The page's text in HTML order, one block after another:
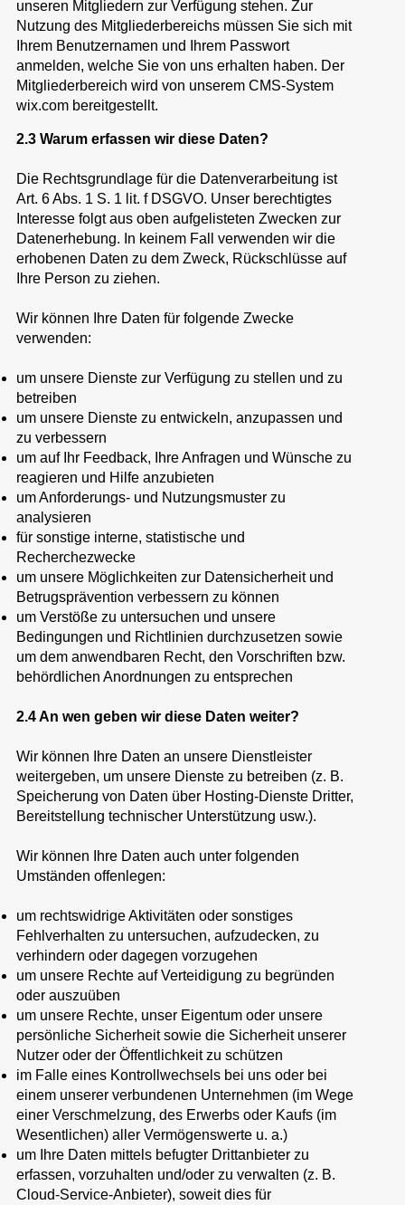
unseren Mitgliedern zur Verfügung stehen. Zur
Nutzung des Mitgliederbereichs müssen Sie sich mit
Ihrem Benutzernamen und Ihrem Passwort
anmelden, welche Sie von uns erhalten haben. Der
Mitgliederbereich wird von unserem CMS-System
wix.com bereitgestellt.
2.3 Warum erfassen wir diese Daten?
Die Rechtsgrundlage für die Datenverarbeitung ist
Art. 6 Abs. 1 S. 1 lit. f DSGVO. Unser berechtigtes
Interesse folgt aus oben aufgelisteten Zwecken zur
Datenerhebung. In keinem Fall verwenden wir die
erhobenen Daten zu dem Zweck, Rückschlüsse auf
Ihre Person zu ziehen.
Wir können Ihre Daten für folgende Zwecke
verwenden:
um unsere Dienste zur Verfügung zu stellen und zu
betreiben
um unsere Dienste zu entwickeln, anzupassen und
zu verbessern
um auf Ihr Feedback, Ihre Anfragen und Wünsche zu
reagieren und Hilfe anzubieten
um Anforderungs- und Nutzungsmuster zu
analysieren
für sonstige interne, statistische und
Recherchezwecke
um unsere Möglichkeiten zur Datensicherheit und
Betrugsprävention verbessern zu können
um Verstöße zu untersuchen und unsere
Bedingungen und Richtlinien durchzusetzen sowie
um dem anwendbaren Recht, den Vorschriften bzw.
behördlichen Anordnungen zu entsprechen
2.4 An wen geben wir diese Daten weiter?
Wir können Ihre Daten an unsere Dienstleister
weitergeben, um unsere Dienste zu betreiben (z. B.
Speicherung von Daten über Hosting-Dienste Dritter,
Bereitstellung technischer Unterstützung usw.).
Wir können Ihre Daten auch unter folgenden
Umständen offenlegen:
um rechtswidrige Aktivitäten oder sonstiges
Fehlverhalten zu untersuchen, aufzudecken, zu
verhindern oder dagegen vorzugehen
um unsere Rechte auf Verteidigung zu begründen
oder auszuüben
um unsere Rechte, unser Eigentum oder unsere
persönliche Sicherheit sowie die Sicherheit unserer
Nutzer oder der Öffentlichkeit zu schützen
im Falle eines Kontrollwechsels bei uns oder bei
einem unserer verbundenen Unternehmen (im Wege
einer Verschmelzung, des Erwerbs oder Kaufs (im
Wesentlichen) aller Vermögenswerte u. a.)
um Ihre Daten mittels befugter Drittanbieter zu
erfassen, vorzuhalten und/oder zu verwalten (z. B.
Cloud-Service-Anbieter), soweit dies für